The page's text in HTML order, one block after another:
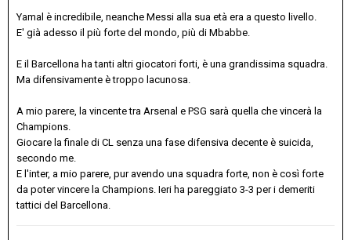
Yamal è incredibile, neanche Messi alla sua età era a questo livello.
E' già adesso il più forte del mondo, più di Mbabbe.
E il Barcellona ha tanti altri giocatori forti, è una grandissima squadra.
Ma difensivamente è troppo lacunosa.
A mio parere, la vincente tra Arsenal e PSG sarà quella che vincerà la
Champions.
Giocare la finale di CL senza una fase difensiva decente è suicida,
secondo me.
E l'inter, a mio parere, pur avendo una squadra forte, non è così forte
da poter vincere la Champions. Ieri ha pareggiato 3-3 per i demeriti
tattici del Barcellona.